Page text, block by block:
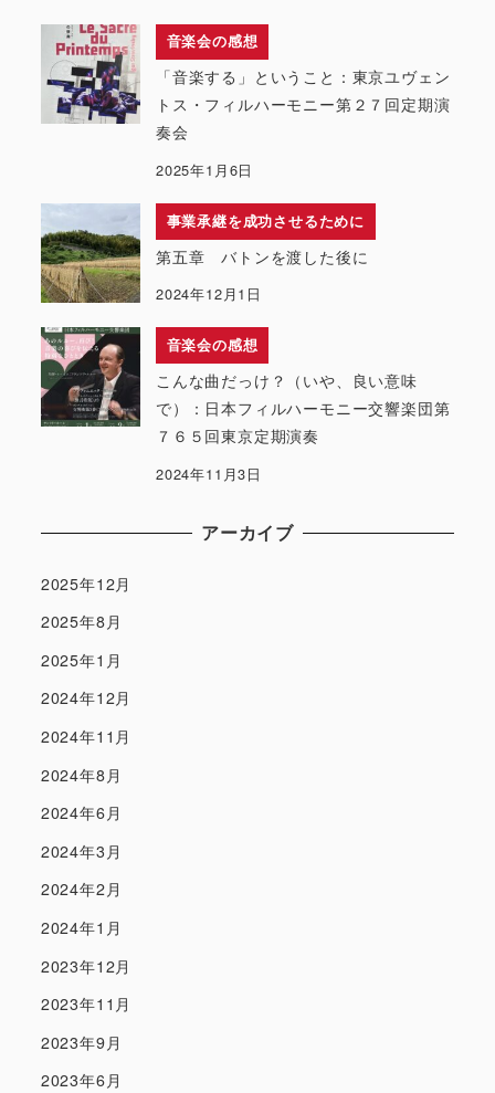
音楽会の感想
「音楽する」ということ：東京ユヴェン
トス・フィルハーモニー第２７回定期演
奏会
2025年1月6日
事業承継を成功させるために
第五章 バトンを渡した後に
2024年12月1日
音楽会の感想
こんな曲だっけ？（いや、良い意味
で）：日本フィルハーモニー交響楽団第
７６５回東京定期演奏
2024年11月3日
アーカイブ
2025年12月
2025年8月
2025年1月
2024年12月
2024年11月
2024年8月
2024年6月
2024年3月
2024年2月
2024年1月
2023年12月
2023年11月
2023年9月
2023年6月